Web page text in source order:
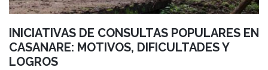
INICIATIVAS DE CONSULTAS POPULARES EN
CASANARE: MOTIVOS, DIFICULTADES Y
LOGROS